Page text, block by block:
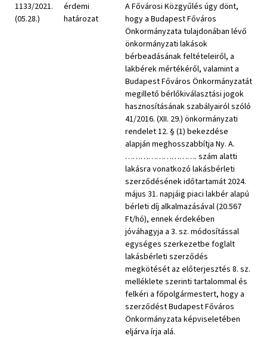
1133/2021.
(05.28.)
érdemi
határozat
A Fővárosi Közgyűlés úgy dönt,
hogy a Budapest Főváros
Önkormányzata tulajdonában lévő
önkormányzati lakások
bérbeadásának feltételeiről, a
lakbérek mértékéről, valamint a
Budapest Főváros Önkormányzatát
megillető bérlőkiválasztási jogok
hasznosításának szabályairól szóló
41/2016. (XII. 29.) önkormányzati
rendelet 12. § (1) bekezdése
alapján meghosszabbítja Ny. A.
………………………. szám alatti
lakásra vonatkozó lakásbérleti
szerződésének időtartamát 2024.
május 31. napjáig piaci lakbér alapú
bérleti díj alkalmazásával (20.567
Ft/hó), ennek érdekében
jóváhagyja a 3. sz. módosítással
egységes szerkezetbe foglalt
lakásbérleti szerződés
megkötését az előterjesztés 8. sz.
melléklete szerinti tartalommal és
felkéri a főpolgármestert, hogy a
szerződést Budapest Főváros
Önkormányzata képviseletében
eljárva írja alá.